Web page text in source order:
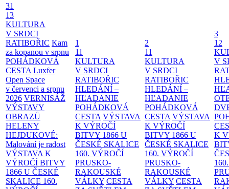
31
13
KULTURA
V SRDCI
RATIBOŘIC Kam
za kopanou v srpnu
POHÁDKOVÁ
CESTA Luxfer
Open Space
v červenci a srpnu
2026 VERNISÁŽ
VÝSTAVY
OBRAZŮ
HELENY
HEJDUKOVÉ:
Malování je radost
VÝSTAVA K
VÝROČÍ BITVY
1866 U ČESKÉ
SKALICE 160.
1
11
KULTURA
V SRDCI
RATIBOŘIC
HLEDÁNÍ –
HĽADANIE
POHÁDKOVÁ
CESTA VÝSTAVA
K VÝROČÍ
BITVY 1866 U
ČESKÉ SKALICE
160. VÝROČÍ
PRUSKO-
RAKOUSKÉ
VÁLKY CESTA
2
11
KULTURA
V SRDCI
RATIBOŘIC
HLEDÁNÍ –
HĽADANIE
POHÁDKOVÁ
CESTA VÝSTAVA
K VÝROČÍ
BITVY 1866 U
ČESKÉ SKALICE
160. VÝROČÍ
PRUSKO-
RAKOUSKÉ
VÁLKY CESTA
3
12
V
K